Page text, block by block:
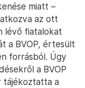
miatt –
az ott
lévő fiatalokat
a BVOP, értesült
forrásból. Úgy
a BVOP
tájékoztatta a